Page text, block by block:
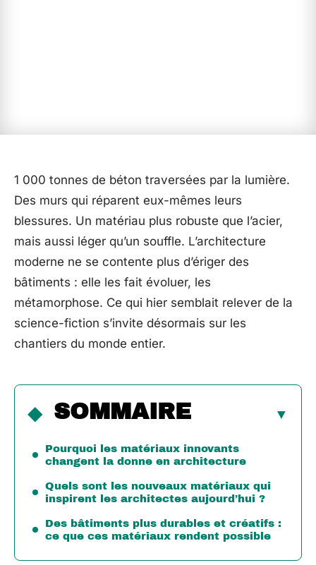
1 000 tonnes de béton traversées par la lumière.
Des murs qui réparent eux-mêmes leurs
blessures. Un matériau plus robuste que l’acier,
mais aussi léger qu’un souffle. L’architecture
moderne ne se contente plus d’ériger des
bâtiments : elle les fait évoluer, les
métamorphose. Ce qui hier semblait relever de la
science-fiction s’invite désormais sur les
chantiers du monde entier.
SOMMAIRE
Pourquoi les matériaux innovants
changent la donne en architecture
Quels sont les nouveaux matériaux qui
inspirent les architectes aujourd’hui ?
Des bâtiments plus durables et créatifs :
ce que ces matériaux rendent possible